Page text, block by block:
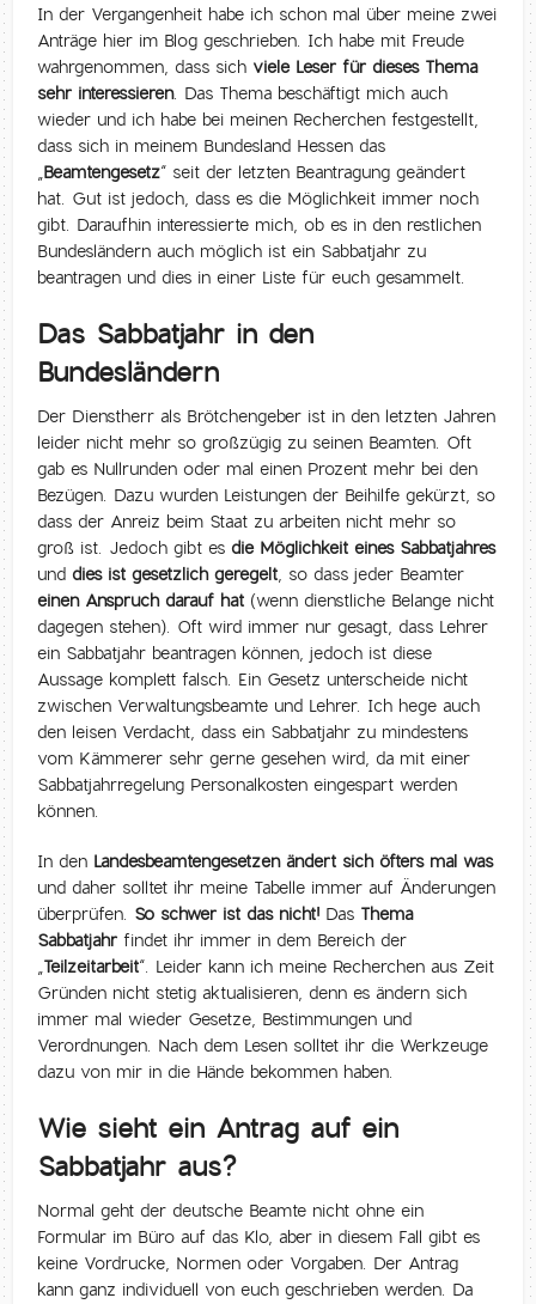
In der Vergangenheit habe ich schon mal über meine zwei
Anträge hier im Blog geschrieben. Ich habe mit Freude
wahrgenommen, dass sich viele Leser für dieses Thema
sehr interessieren. Das Thema beschäftigt mich auch
wieder und ich habe bei meinen Recherchen festgestellt,
dass sich in meinem Bundesland Hessen das
„Beamtengesetz“ seit der letzten Beantragung geändert
hat. Gut ist jedoch, dass es die Möglichkeit immer noch
gibt. Daraufhin interessierte mich, ob es in den restlichen
Bundesländern auch möglich ist ein Sabbatjahr zu
beantragen und dies in einer Liste für euch gesammelt.
Das Sabbatjahr in den
Bundesländern
Der Dienstherr als Brötchengeber ist in den letzten Jahren
leider nicht mehr so großzügig zu seinen Beamten. Oft
gab es Nullrunden oder mal einen Prozent mehr bei den
Bezügen. Dazu wurden Leistungen der Beihilfe gekürzt, so
dass der Anreiz beim Staat zu arbeiten nicht mehr so
groß ist. Jedoch gibt esdie Möglichkeit eines Sabbatjahres
unddies ist gesetzlich geregelt, so dass jeder Beamter
einen Anspruch darauf hat (wenn dienstliche Belange nicht
dagegen stehen). Oft wird immer nur gesagt, dass Lehrer
ein Sabbatjahr beantragen können, jedoch ist diese
Aussage komplett falsch. Ein Gesetz unterscheide nicht
zwischen Verwaltungsbeamte und Lehrer. Ich hege auch
den leisen Verdacht, dass ein Sabbatjahr zu mindestens
vom Kämmerer sehr gerne gesehen wird, da mit einer
Sabbatjahrregelung Personalkosten eingespart werden
können.
In den Landesbeamtengesetzen ändert sich öfters mal was
und daher solltet ihr meine Tabelle immer auf Änderungen
überprüfen. So schwer ist das nicht! Das Thema
Sabbatjahr findet ihr immer in dem Bereich der
„Teilzeitarbeit“. Leider kann ich meine Recherchen aus Zeit
Gründen nicht stetig aktualisieren, denn es ändern sich
immer mal wieder Gesetze, Bestimmungen und
Verordnungen. Nach dem Lesen solltet ihr die Werkzeuge
dazu von mir in die Hände bekommen haben.
Wie sieht ein Antrag auf ein
Sabbatjahr aus?
Normal geht der deutsche Beamte nicht ohne ein
Formular im Büro auf das Klo, aber in diesem Fall gibt es
keine Vordrucke, Normen oder Vorgaben. Der Antrag
kann ganz individuell von euch geschrieben werden. Da